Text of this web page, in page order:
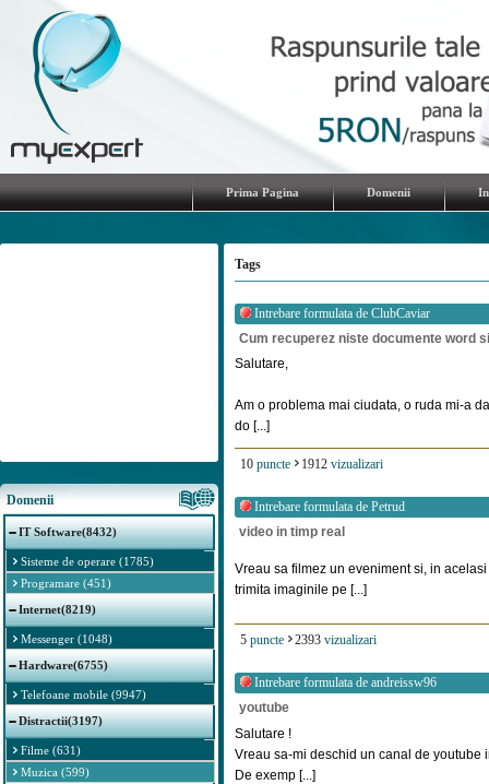
Prima Pagina Domenii
Domenii
IT Software(8432)
Sisteme de operare (1785)
Programare (451)
Internet(8219)
Messenger (1048)
Hardware(6755)
Telefoane mobile (9947)
Distractii(3197)
Filme (631)
Muzica (599)
Tags
Intrebare formulata de ClubCaviar
Cum recuperez niste documente word
Salutare,
Am o problema mai ciudata, o ruda mi-a
do [...]
10 puncte 1912 vizualizari
Intrebare formulata de Petrud
video in timp real
Vreau sa filmez un eveniment si, in
trimita imaginile pe [...]
5 puncte 2393 vizualizari
Intrebare formulata de andreissw96
youtube
Salutare !
Vreau sa-mi deschid un canal de youtube
De exemp [...]